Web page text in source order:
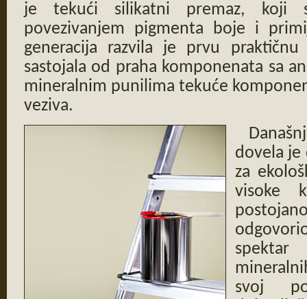
je tekući silikatni premaz, koji
povezivanjem pigmenta boje i
generacija razvila je prvu
sastojala od praha komponenata sa
mineralnim punilima tekuće
veziva.
dovela je
za
visoke
spektar
svoj